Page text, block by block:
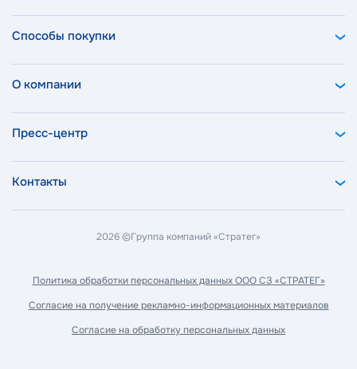
Способы покупки
О компании
Пресс-центр
Контакты
2026 ©Группа компаний «Стратег»
Политика обработкиперсональных данных ООО СЗ «СТРАТЕГ»
Согласие на получениерекламно-информационных материалов
Согласие на обработку персональных данных